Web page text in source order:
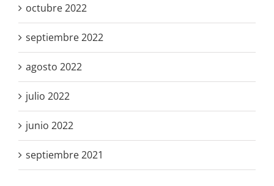
octubre 2022
septiembre 2022
agosto 2022
julio 2022
junio 2022
septiembre 2021